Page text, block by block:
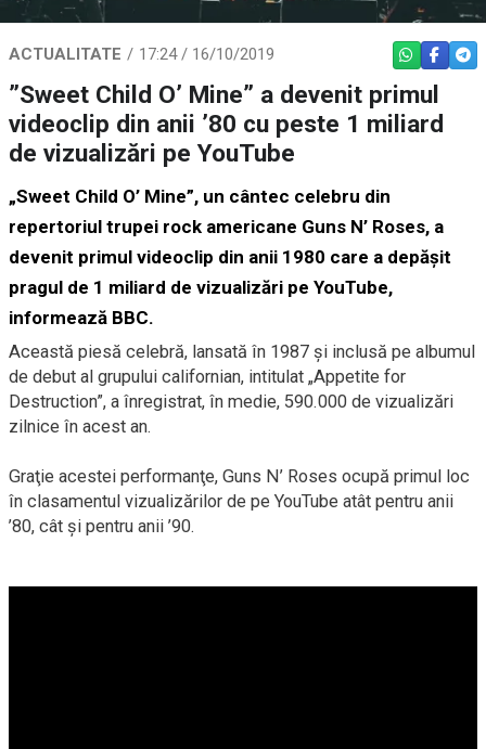
ACTUALITATE 17:24 / 16/10/2019 WHATSAPP
”Sweet Child O’ Mine” a devenit primul
videoclip din anii ’80 cu peste 1 miliard
de vizualizări pe YouTube
„Sweet Child O’ Mine”, un cântec celebru din
repertoriul trupei rock americane Guns N’ Roses, a
devenit primul videoclip din anii 1980 care a depăşit
pragul de 1 miliard de vizualizări pe YouTube,
informează BBC.
Această piesă celebră, lansată în 1987 şi inclusă pe albumul
de debut al grupului californian, intitulat „Appetite for
Destruction”, a înregistrat, în medie, 590.000 de vizualizări
zilnice în acest an.
Graţie acestei performanţe, Guns N’ Roses ocupă primul loc
în clasamentul vizualizărilor de pe YouTube atât pentru anii
’80, cât şi pentru anii ’90.